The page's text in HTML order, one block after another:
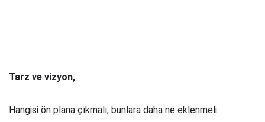
Tarz ve vizyon,
Hangisi ön plana çıkmalı, bunlara daha ne eklenmeli.